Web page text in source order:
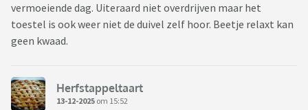
vermoeiende dag. Uiteraard niet overdrijven maar het
toestel is ook weer niet de duivel zelf hoor. Beetje relaxt kan
geen kwaad.
Herfstappeltaart
13-12-2025 om 15:52